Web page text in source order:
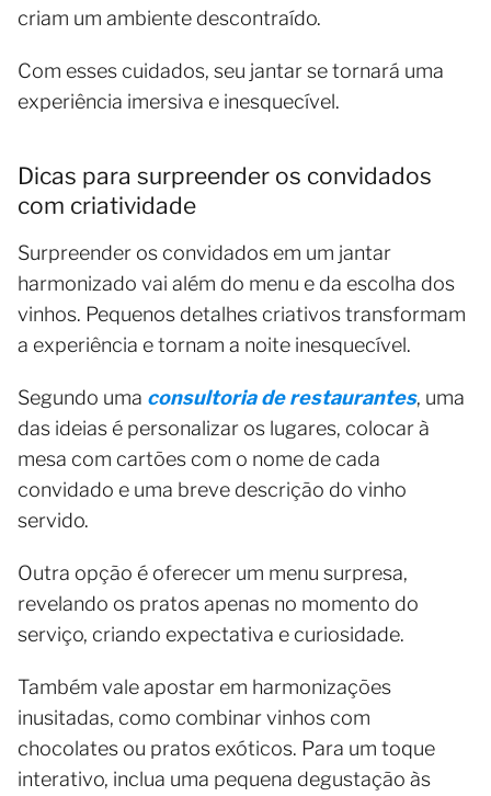
criam um ambiente descontraído.
Com esses cuidados, seu jantar se tornará uma
experiência imersiva e inesquecível.
Dicas para surpreender os convidados
com criatividade
Surpreender os convidados em um jantar
harmonizado vai além do menu e da escolha dos
vinhos. Pequenos detalhes criativos transformam
a experiência e tornam a noite inesquecível.
Segundo uma consultoria de restaurantes, uma
das ideias é personalizar os lugares, colocar à
mesa com cartões com o nome de cada
convidado e uma breve descrição do vinho
servido.
Outra opção é oferecer um menu surpresa,
revelando os pratos apenas no momento do
serviço, criando expectativa e curiosidade.
Também vale apostar em harmonizações
inusitadas, como combinar vinhos com
chocolates ou pratos exóticos. Para um toque
interativo, inclua uma pequena degustação às